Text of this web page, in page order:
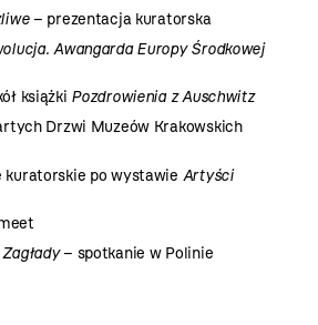
– prezentacja kuratorska
Awangarda Europy Środkowej
książki Pozdrowienia z Auschwitz
Drzwi Muzeów Krakowskich
kuratorskie po wystawie Artyści
– spotkanie w Polinie